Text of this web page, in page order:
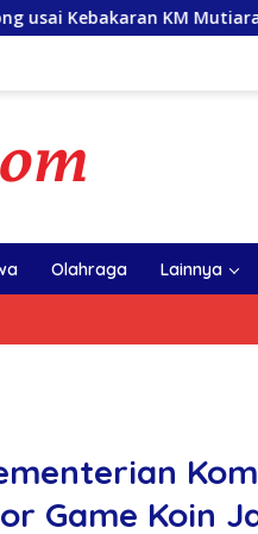
Sentosa II, Usul
Olahraga Lainnya
Game Koin